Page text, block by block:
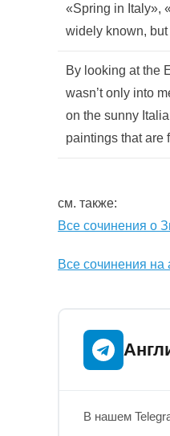
«Spring in Italy»,
widely known,
By looking at the
wasn’t only into
on the sunny
paintings that are
см. также:
Все сочинения о
Все сочинения на
В нашем